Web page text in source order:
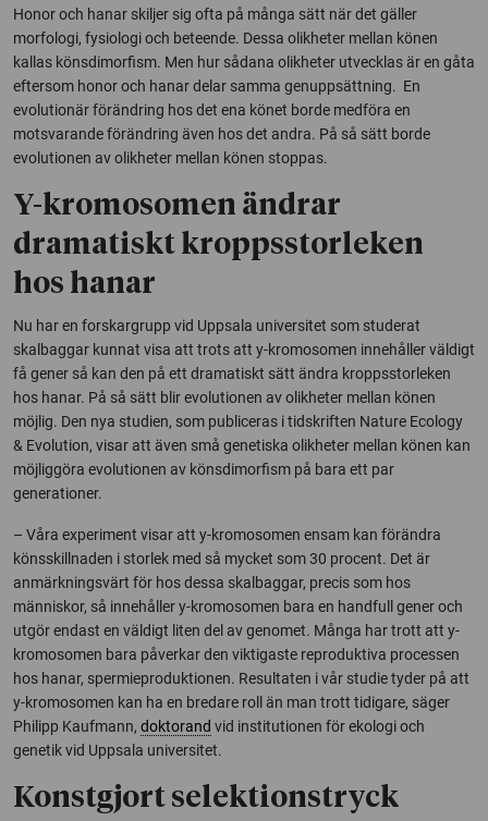
Honor och hanar skiljer sig ofta på många sätt när det gäller
morfologi, fysiologi och beteende. Dessa olikheter mellan könen
kallas könsdimorfism. Men hur sådana olikheter utvecklas är en gåta
eftersom honor och hanar delar samma genuppsättning. En
evolutionär förändring hos det ena könet borde medföra en
motsvarande förändring även hos det andra. På så sätt borde
evolutionen av olikheter mellan könen stoppas.
Y-kromosomen ändrar
dramatiskt kroppsstorleken
hos hanar
Nu har en forskargrupp vid Uppsala universitet som studerat
skalbaggar kunnat visa att trots att y-kromosomen innehåller väldigt
få gener så kan den på ett dramatiskt sätt ändra kroppsstorleken
hos hanar. På så sätt blir evolutionen av olikheter mellan könen
möjlig. Den nya studien, som publiceras i tidskriften Nature Ecology
& Evolution, visar att även små genetiska olikheter mellan könen kan
möjliggöra evolutionen av könsdimorfism på bara ett par
generationer.
– Våra experiment visar att y-kromosomen ensam kan förändra
könsskillnaden i storlek med så mycket som 30 procent. Det är
anmärkningsvärt för hos dessa skalbaggar, precis som hos
människor, så innehåller y-kromosomen bara en handfull gener och
utgör endast en väldigt liten del av genomet. Många har trott att y-
kromosomen bara påverkar den viktigaste reproduktiva processen
hos hanar, spermieproduktionen. Resultaten i vår studie tyder på att
y-kromosomen kan ha en bredare roll än man trott tidigare, säger
Philipp Kaufmann, doktorand vid institutionen för ekologi och
genetik vid Uppsala universitet.
Konstgjort selektionstryck